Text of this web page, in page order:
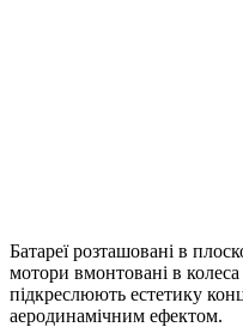
Батареї розташовані в
мотори вмонтовані в
підкреслюють естетику
аеродинамічним ефектом.